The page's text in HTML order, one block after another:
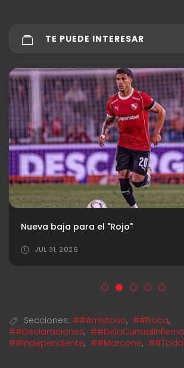
TE PUEDE INTERESAR
AGO 04, 2026
Secciones: ##Amistoso, ##Boca,
##Declaraciones, ##DelaCunaalInfierno
##Independiente, ##Marcone,